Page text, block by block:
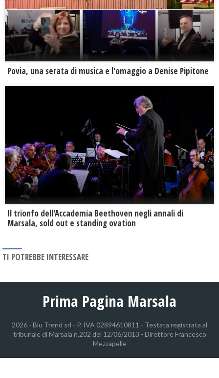
Povia, una serata di musica e l'omaggio a Denise Pipitone
Il trionfo dell'Accademia Beethoven negli annali di
Marsala, sold out e standing ovation
TI POTREBBE INTERESSARE
Prima Pagina Marsala
2026 - Blu Trend srl - P. IVA 02894610811 - Testata registrata al
tribunale di Marsala n.202 del 12/06/2013 - Direttore Francesco
Mezzapelle